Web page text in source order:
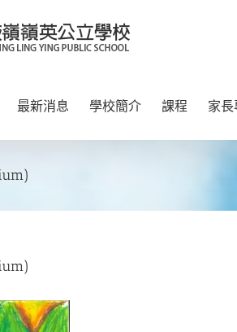
最新消息 學校簡介 課程 家